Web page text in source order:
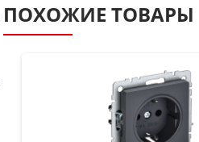
ПОХОЖИЕ ТОВАРЫ